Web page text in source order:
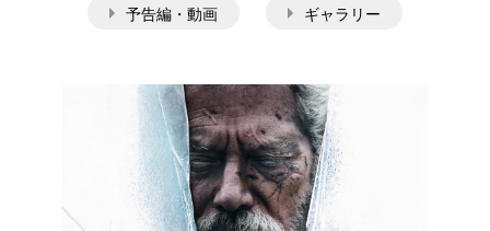
予告編・動画 ギャラリー